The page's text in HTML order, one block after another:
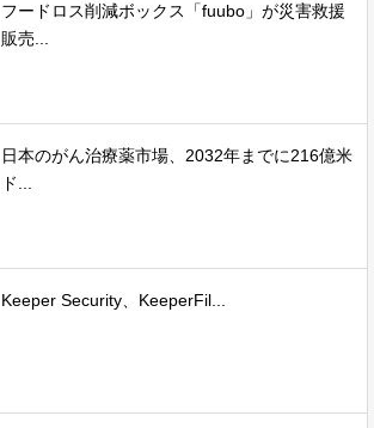
フードロス削減ボックス「fuubo」が災害救援
販売...
日本のがん治療薬市場、2032年までに216億米
ド...
Keeper Security、KeeperFil...